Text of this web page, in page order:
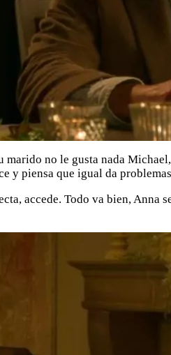
no le gusta nada
y piensa que igual da
accede. Todo va bien,